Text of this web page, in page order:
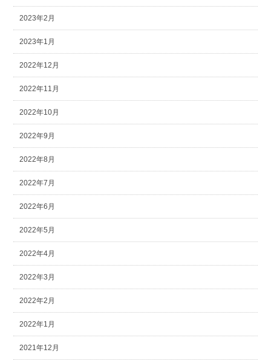
2023年2月
2023年1月
2022年12月
2022年11月
2022年10月
2022年9月
2022年8月
2022年7月
2022年6月
2022年5月
2022年4月
2022年3月
2022年2月
2022年1月
2021年12月